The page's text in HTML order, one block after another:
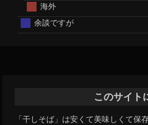
海外
余談ですが
このサイト
「干しそば」は安くて美味しくて保